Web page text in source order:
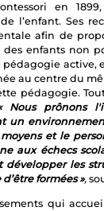
en
l’enfant. Ses
afin de
enfants non
active,
au centre du
pédagogie.
Nous prônons
un
et le
aux échecs
développer les
formées »,
qui